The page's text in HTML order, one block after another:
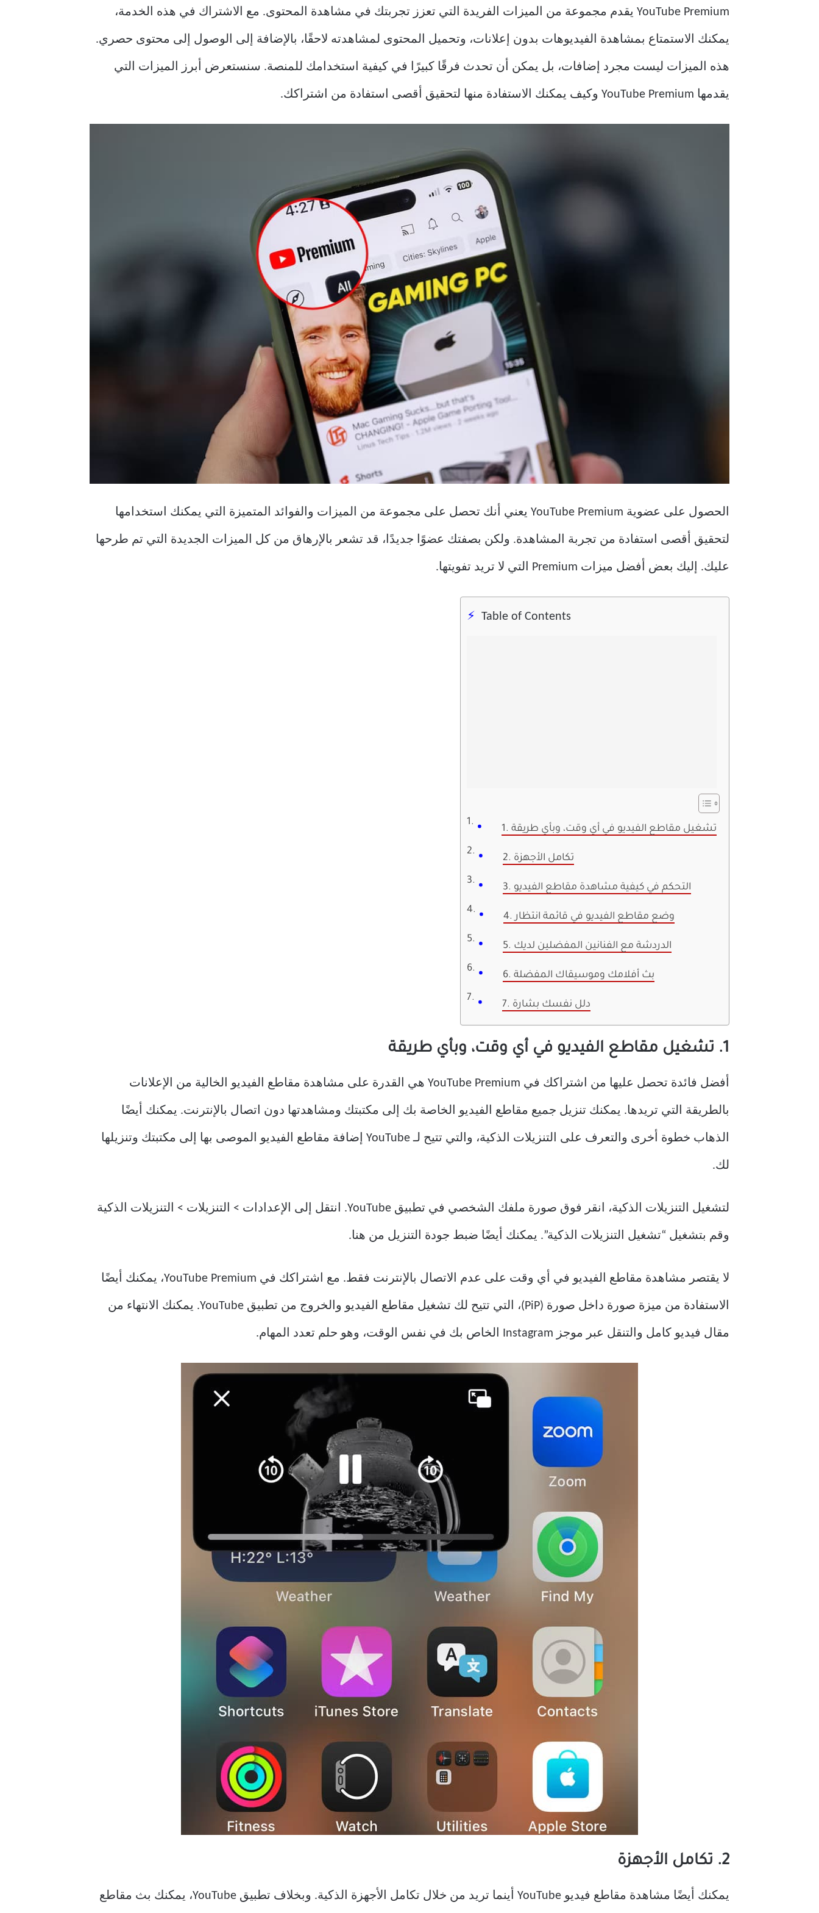
YouTube Premium يقدم مجموعة من الميزات الفريدة التي تعزز تجربتك في مشاهدة المحتوى. مع الاشتراك في هذه الخدمة،
يمكنك الاستمتاع بمشاهدة الفيديوهات بدون إعلانات، وتحميل المحتوى لمشاهدته لاحقًا، بالإضافة إلى الوصول إلى محتوى حصري.
هذه الميزات ليست مجرد إضافات، بل يمكن أن تحدث فرقًا كبيرًا في كيفية استخدامك للمنصة. سنستعرض أبرز الميزات التي
يقدمها YouTube Premium وكيف يمكنك الاستفادة منها لتحقيق أقصى استفادة من اشتراكك.
الحصول على عضوية YouTube Premium يعني أنك تحصل على مجموعة من الميزات والفوائد المتميزة التي يمكنك استخدامها
لتحقيق أقصى استفادة من تجربة المشاهدة. ولكن بصفتك عضوًا جديدًا، قد تشعر بالإرهاق من كل الميزات الجديدة التي تم طرحها
عليك. إليك بعض أفضل ميزات Premium التي لا تريد تفويتها.
Table of Contents
1. تشغيل مقاطع الفيديو في أي وقت، وبأي طريقة
2. تكامل الأجهزة
3. التحكم في كيفية مشاهدة مقاطع الفيديو
4. وضع مقاطع الفيديو في قائمة انتظار
5. الدردشة مع الفنانين المفضلين لديك
6. بث أفلامك وموسيقاك المفضلة
7. دلل نفسك بشارة
1. تشغيل مقاطع الفيديو في أي وقت، وبأي طريقة
أفضل فائدة تحصل عليها من اشتراكك في YouTube Premium هي القدرة على مشاهدة مقاطع الفيديو الخالية من الإعلانات
بالطريقة التي تريدها. يمكنك تنزيل جميع مقاطع الفيديو الخاصة بك إلى مكتبتك ومشاهدتها دون اتصال بالإنترنت. يمكنك أيضًا
الذهاب خطوة أخرى والتعرف على التنزيلات الذكية، والتي تتيح لـ YouTube إضافة مقاطع الفيديو الموصى بها إلى مكتبتك وتنزيلها
لك.
لتشغيل التنزيلات الذكية، انقر فوق صورة ملفك الشخصي في تطبيق YouTube. انتقل إلى الإعدادات > التنزيلات > التنزيلات الذكية
وقم بتشغيل “تشغيل التنزيلات الذكية”. يمكنك أيضًا ضبط جودة التنزيل من هنا.
لا يقتصر مشاهدة مقاطع الفيديو في أي وقت على عدم الاتصال بالإنترنت فقط. مع اشتراكك في YouTube Premium، يمكنك أيضًا
الاستفادة من ميزة صورة داخل صورة (PiP)، التي تتيح لك تشغيل مقاطع الفيديو والخروج من تطبيق YouTube. يمكنك الانتهاء من
مقال فيديو كامل والتنقل عبر موجز Instagram الخاص بك في نفس الوقت، وهو حلم تعدد المهام.
2. تكامل الأجهزة
يمكنك أيضًا مشاهدة مقاطع فيديو YouTube أينما تريد من خلال تكامل الأجهزة الذكية. وبخلاف تطبيق YouTube، يمكنك بث مقاطع